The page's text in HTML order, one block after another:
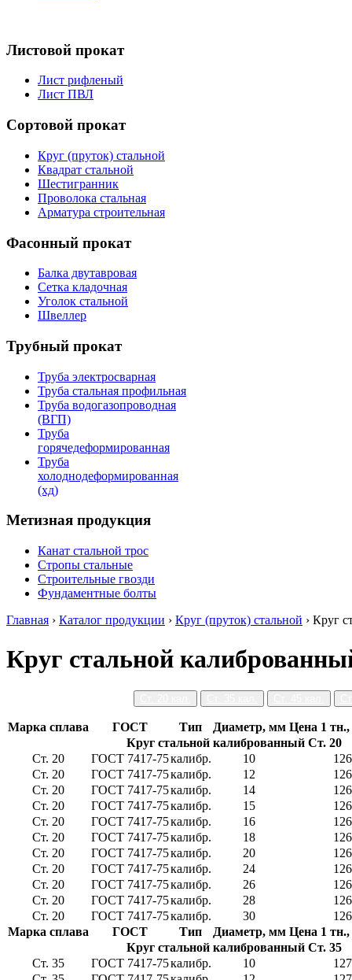
Листовой прокат
Лист рифленый
Лист ПВЛ
Сортовой прокат
Круг (пруток) стальной
Квадрат стальной
Шестигранник
Проволока стальная
Арматура строительная
Фасонный прокат
Балка двутавровая
Сетка кладочная
Уголок стальной
Швеллер
Трубный прокат
Труба электросварная
Труба стальная профильная
Труба водогазопроводная
(ВГП)
Труба
горячедеформированная
Труба
холоднодеформированная
(хд)
Метизная продукция
Канат стальной трос
Стропы стальные
Строительные гвозди
Фундаментные болты
Главная › Каталог продукции › Круг (пруток) стальной › Круг
Круг стальной
Марка сплава ГОСТ Тип Диаметр, мм Цена 1
Круг стальной калиброванный Ст. 20
Ст. 20
ГОСТ 7417-75калибр. 10
Ст. 20
ГОСТ 7417-75калибр. 12
Ст. 20
ГОСТ 7417-75калибр. 14
Ст. 20
ГОСТ 7417-75калибр. 15
Ст. 20
ГОСТ 7417-75калибр. 16
Ст. 20
ГОСТ 7417-75калибр. 18
Ст. 20
ГОСТ 7417-75калибр. 20
Ст. 20
ГОСТ 7417-75калибр. 24
Ст. 20
ГОСТ 7417-75калибр. 26
Ст. 20
ГОСТ 7417-75калибр. 28
Ст. 20
ГОСТ 7417-75калибр. 30
Марка сплава
ГОСТ Тип Диаметр, мм Цена 1
Круг стальной калиброванный Ст. 35
Ст. 35
ГОСТ 7417-75калибр. 10